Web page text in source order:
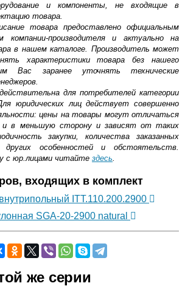
и компоненты, не входящие в
товара.
товара предоставлено официальным
компании-производителя и актуально на
в нашем каталоге. Производитель может
характеристики товара без нашего
Вас заранее уточнять технические
для потребителей категории
юридических лиц действует совершенно
цены на товары могут отличаться
в меньшую сторону и зависят от таких
закупки, количества заказанных
особенностей и обстоятельств.
с юр.лицами читайте здесь.
входящих в комплект
ITT.110.200.2900
SGA-20-2900 natural
же серии